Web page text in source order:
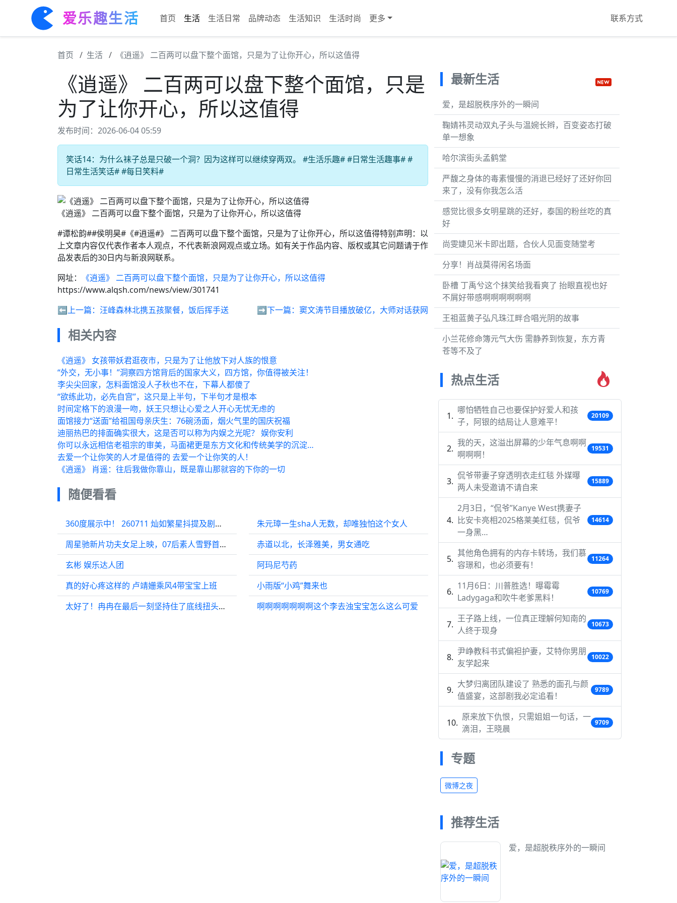
爱乐趣生活 首页 生活 生活日常 品牌动态 生活知识 生活时尚 更多 联系方式
首页 生活 《逍遥》 二百两可以盘下整个面馆，只是为了让你开心，所以这值得
《逍遥》 二百两可以盘下整个面馆，只是
为了让你开心，所以这值得
发布时间：2026-06-04 05:59
笑话14：为什么袜子总是只破一个洞？因为这样可以继续穿两双。 #生活乐趣# #日常生活趣事# #
日常生活笑话# #每日笑料#
《逍遥》 二百两可以盘下整个面馆，只是为了让你开心，所以这值得
#谭松韵##侯明昊#《#逍遥#》 二百两可以盘下整个面馆，只是为了让你开心，所以这值得特别声明：以
上文章内容仅代表作者本人观点，不代表新浪网观点或立场。如有关于作品内容、版权或其它问题请于作
品发表后的30日内与新浪网联系。
网址：
《逍遥》 二百两可以盘下整个面馆，只是为了让你开心，所以这值得
https://www.alqsh.com/news/view/301741
⬅️上一篇： 汪峰森林北携五孩聚餐，饭后挥手送 ➡️下一篇： 窦文涛节目播放破亿，大师对话获网
相关内容
《逍遥》 女孩带妖君逛夜市，只是为了让他放下对人族的恨意
“外交，无小事！”洞察四方馆背后的国家大义，四方馆，你值得被关注！
李尖尖回家，怎料面馆没人子秋也不在，下幕人都傻了
“欲练此功，必先自宫”，这只是上半句，下半句才是根本
时间定格下的浪漫一吻，妖王只想让心爱之人开心无忧无虑的
面馆接力“送面”给祖国母亲庆生：76碗汤面，烟火气里的国庆祝福
迪丽热巴的排面确实很大，这是否可以称为内娱之光呢？ 娱你安利
你可以永远相信老祖宗的审美，马面裙更是东方文化和传统美学的沉淀…
去爱一个让你笑的人才是值得的 去爱一个让你笑的人！
《逍遥》 肖遥：往后我做你靠山，既是靠山那就容的下你的一切
随便看看
360度展示中！ 260711 灿如繁星抖提及剧宣视频_1080p
周星驰新片功夫女足上映，07后素人雪野首秀引关注
玄彬 娱乐达人团
真的好心疼这样的 卢靖姗乘风4带宝宝上班
太好了！冉冉在最后一刻坚持住了底线扭头就走
朱元璋一生sha人无数，却唯独怕这个女人
赤道以北，长泽雅美，男女通吃
阿玛尼芍药
小雨版“小鸡”舞来也
啊啊啊啊啊啊啊这个李去浊宝宝怎么这么可爱
最新生活
爱，是超脱秩序外的一瞬间
鞠婧祎灵动双丸子头与温婉长辫，百变姿态打破
单一想象
哈尔滨街头孟鹤堂
严馥之身体的毒素慢慢的消退已经好了还好你回
来了，没有你我怎么活
感觉比很多女明星跳的还好，泰国的粉丝吃的真
好
尚雯婕见米卡即出题，合伙人见面变随堂考
分享！肖战莫得闲名场面
卧槽 丁禹兮这个抹笑给我看爽了 抬眼直视也好
不屑好带感啊啊啊啊啊啊
王祖蓝黄子弘凡珠江畔合唱光阴的故事
小兰花修命簿元气大伤 需静养到恢复，东方青
苍等不及了
热点生活
哪怕牺牲自己也要保护好爱人和孩
子，阿银的结局让人意难平！
20109
我的天，这溢出屏幕的少年气息啊啊
啊啊啊！
19531
侃爷带妻子穿透明衣走红毯 外媒曝
两人未受邀请不请自来
15889
2月3日，“侃爷”Kanye West携妻子
比安卡亮相2025格莱美红毯，侃爷
一身黑…
14614
其他角色拥有的内存卡转场，我们慕
容璟和，也必须要有！
11264
11月6日：川普胜选！曝霉霉
Ladygaga和吹牛老爹黑料！
10769
王子路上线，一位真正理解何知南的
人终于现身
10673
尹峥教科书式偏袒护妻，艾特你男朋
友学起来
10022
大梦归离团队建设了 熟悉的面孔与颜
值盛宴，这部剧我必定追看！
9789
原来放下仇恨，只需姐姐一句话，一
滴泪，王晓晨
9709
专题
微博之夜
推荐生活
爱，是超脱秩序外的一瞬间